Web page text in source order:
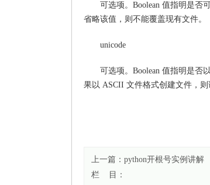
可选项。Boolean 值指明是否
省略该值，则不能覆盖现有文件。
unicode
可选项。Boolean 值指明是否
果以 ASCII 文件格式创建文件，
上一篇： python开根号实例讲解
栏 目：